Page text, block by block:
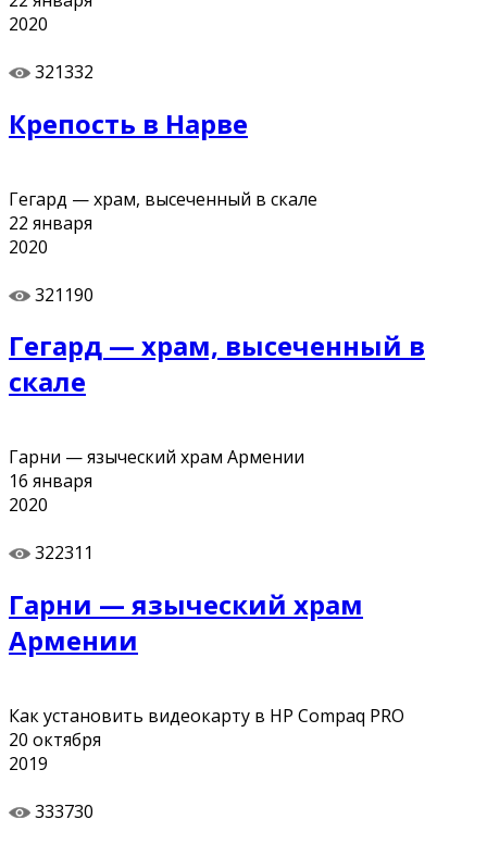
2020
321332
Крепость в Нарве
Гегард — храм, высеченный в скале
22 января
2020
321190
Гегард — храм, высеченный в
скале
Гарни — языческий храм Армении
16 января
2020
322311
Гарни — языческий храм
Армении
Как установить видеокарту в HP Compaq PRO
20 октября
2019
333730